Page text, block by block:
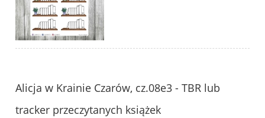
Alicja w Krainie Czarów, cz.08e3 - TBR lub
tracker przeczytanych książek